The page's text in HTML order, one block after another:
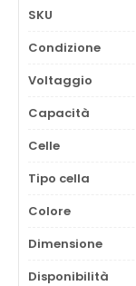
SKU
Condizione
Voltaggio
Capacità
Celle
Tipo cella
Colore
Dimensione
Disponibilità